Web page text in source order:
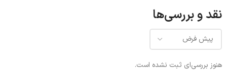
نقد و بررسی‌ها
هنوز بررسی‌ای ثبت نشده است.